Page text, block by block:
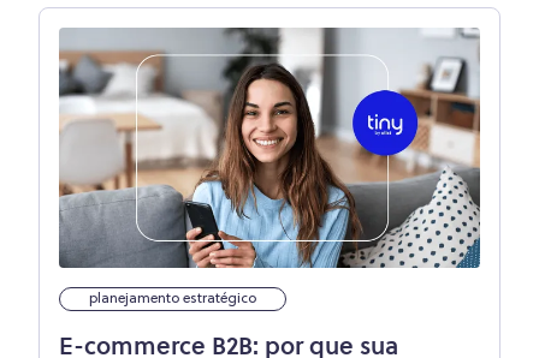
planejamento estratégico
E-commerce B2B: por que sua